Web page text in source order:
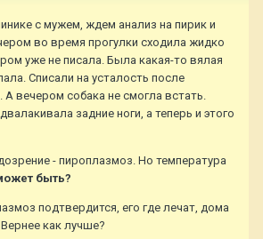
с мужем, ждем анализ на пирик и
во время прогулки сходила жидко
уже не писала. Была какая-то вялая
Списали на усталость после
А вечером собака не смогла встать.
задние ноги, а теперь и этого
- пироплазмоз. Но температура
быть?
подтвердится, его где лечат, дома
как лучше?